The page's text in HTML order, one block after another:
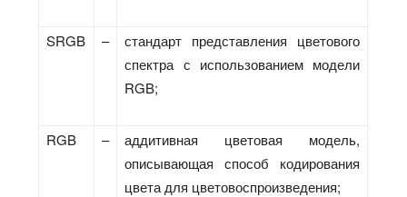
SRGB –
стандарт представления цветового
спектра с использованием модели
RGB;
RGB –
аддитивная цветовая модель,
описывающая способ кодирования
цвета для цветовоспроизведения;